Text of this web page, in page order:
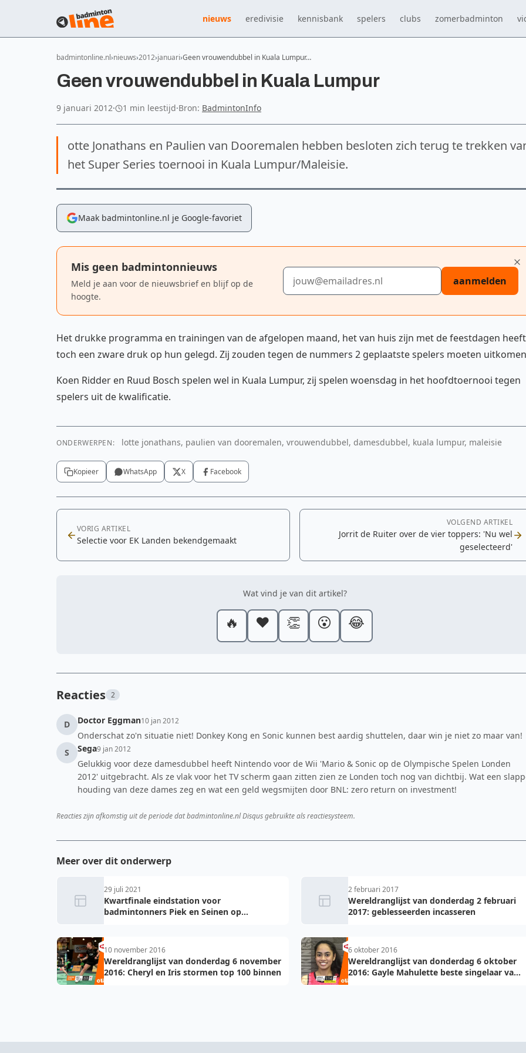
nieuws eredivisie kennisbank spelers clubs zomerbadminton
badmintonline.nl nieuws 2012 januari Geen vrouwendubbel in Kuala Lumpur…
Geen vrouwendubbel in Kuala Lumpur
9 januari 2012· 1 min leestijd·Bron: BadmintonInfo
otte Jonathans en Paulien van Dooremalen hebben besloten zich terug te trekken
het Super Series toernooi in Kuala Lumpur/Maleisie.
Maak badmintonline.nl je Google-favoriet
Mis geen badmintonnieuws
Meld je aan voor de nieuwsbrief en blijf op de
hoogte.
E-mailadres
aanmelden
Het drukke programma en trainingen van de afgelopen maand, het van huis zijn met de feestdagen heeft
toch een zware druk op hun gelegd. Zij zouden tegen de nummers 2 geplaatste spelers moeten
Koen Ridder en Ruud Bosch spelen wel in Kuala Lumpur, zij spelen woensdag in het hoofdtoernooi tegen
spelers uit de kwalificatie.
ONDERWERPEN: lotte jonathans, paulien van dooremalen, vrouwendubbel, damesdubbel, kuala lumpur, maleisie
Kopieer WhatsApp X Facebook
VORIG ARTIKEL
Selectie voor EK Landen bekendgemaakt
VOLGEND ARTIKEL
Jorrit de Ruiter over de vier toppers: 'Nu wel
geselecteerd'
Wat vind je van dit artikel?
🔥 ❤️ 👏 😮 😂
Reacties 2
D Doctor Eggman10 jan 2012
Onderschat zo'n situatie niet! Donkey Kong en Sonic kunnen best aardig shuttelen, daar win je niet zo maar van!
S
Sega9 jan 2012
Gelukkig voor deze damesdubbel heeft Nintendo voor de Wii 'Mario & Sonic op de Olympische Spelen Londen
2012' uitgebracht. Als ze vlak voor het TV scherm gaan zitten zien ze Londen toch nog van dichtbij. Wat een
houding van deze dames zeg en wat een geld wegsmijten door BNL: zero return on investment!
Reacties zijn afkomstig uit de periode dat badmintonline.nl Disqus gebruikte als reactiesysteem.
Meer over dit onderwerp
29 juli 2021
Kwartfinale eindstation voor
badmintonners Piek en Seinen op
2 februari 2017
Wereldranglijst van donderdag 2 februari
2017: geblesseerden incasseren
10 november 2016
Wereldranglijst van donderdag 6 november
2016: Cheryl en Iris stormen top 100 binnen
6 oktober 2016
Wereldranglijst van donderdag 6 oktober
2016: Gayle Mahulette beste singelaar van